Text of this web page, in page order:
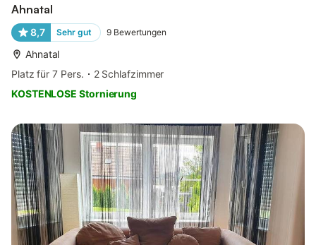
Ahnatal
8,7 Sehr gut 9 Bewertungen
Ahnatal
Platz für 7 Pers.
2 Schlafzimmer
KOSTENLOSE Stornierung